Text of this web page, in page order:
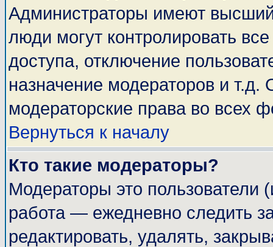
Администраторы имеют
люди могут контролировать
доступа, отключение
назначение модераторов и
модераторские права во всех
Вернуться к началу
Кто такие модераторы?
Модераторы это пользователи
работа — ежедневно следить
редактировать, удалять,